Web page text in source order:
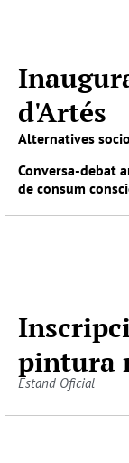
d'Artés
Alternatives
Conversa-debat
de consum
pintura
Estand Oficial